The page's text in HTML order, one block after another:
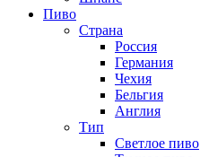
Пиво
Страна
Россия
Германия
Чехия
Бельгия
Англия
Тип
Светлое пиво